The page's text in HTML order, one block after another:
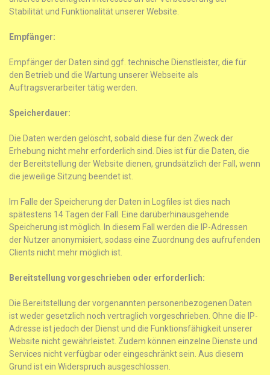
Stabilität und Funktionalität unserer Website.
Empfänger:
Empfänger der Daten sind ggf. technische Dienstleister, die für
den Betrieb und die Wartung unserer Webseite als
Auftragsverarbeiter tätig werden.
Speicherdauer:
Die Daten werden gelöscht, sobald diese für den Zweck der
Erhebung nicht mehr erforderlich sind. Dies ist für die Daten, die
der Bereitstellung der Website dienen, grundsätzlich der Fall, wenn
die jeweilige Sitzung beendet ist.
Im Falle der Speicherung der Daten in Logfiles ist dies nach
spätestens 14 Tagen der Fall. Eine darüberhinausgehende
Speicherung ist möglich. In diesem Fall werden die IP-Adressen
der Nutzer anonymisiert, sodass eine Zuordnung des aufrufenden
Clients nicht mehr möglich ist.
Bereitstellung vorgeschrieben oder erforderlich:
Die Bereitstellung der vorgenannten personenbezogenen Daten
ist weder gesetzlich noch vertraglich vorgeschrieben. Ohne die IP-
Adresse ist jedoch der Dienst und die Funktionsfähigkeit unserer
Website nicht gewährleistet. Zudem können einzelne Dienste und
Services nicht verfügbar oder eingeschränkt sein. Aus diesem
Grund ist ein Widerspruch ausgeschlossen.